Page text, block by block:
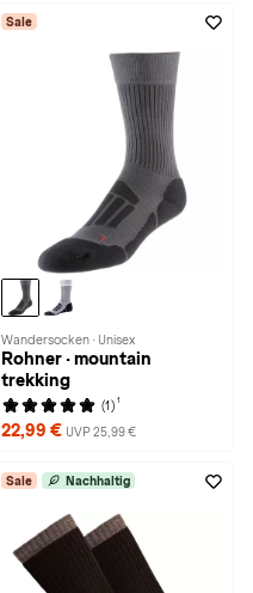
Sale
Wandersocken · Unisex
Rohner · mountain
trekking
(1) 1
22,99 € UVP 25,99 €
Sale Nachhaltig